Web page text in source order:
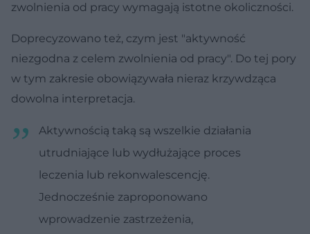
zwolnienia od pracy wymagają istotne okoliczności.
Doprecyzowano też, czym jest "aktywność
niezgodna z celem zwolnienia od pracy". Do tej pory
w tym zakresie obowiązywała nieraz krzywdząca
dowolna interpretacja.
Aktywnością taką są wszelkie działania
utrudniające lub wydłużające proces
leczenia lub rekonwalescencję.
Jednocześnie zaproponowano
wprowadzenie zastrzeżenia,